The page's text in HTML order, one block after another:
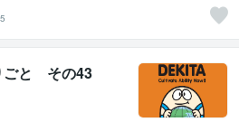
ごと その43